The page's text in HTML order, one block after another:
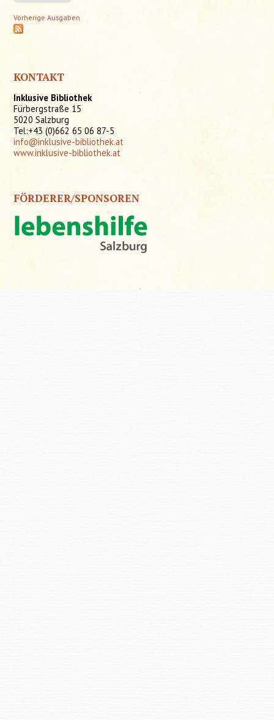
Vorherige Ausgaben
KONTAKT
Inklusive Bibliothek
Fürbergstraße 15
5020 Salzburg
Tel:+43 (0)662 65 06 87-5
info@inklusive-bibliothek.at
www.inklusive-bibliothek.at
FÖRDERER/SPONSOREN